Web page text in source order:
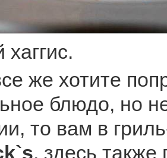
же хотите
блюдо, но
то вам в
, здесь также